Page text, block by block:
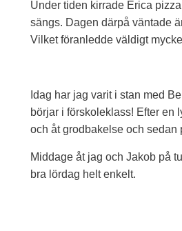
Under tiden kirrade Erica
sängs. Dagen därpå väntade
Vilket föranledde väldigt
Idag har jag varit i stan med
börjar i förskoleklass! Efter en
och åt grodbakelse och
Middage åt jag och Jakob på
bra lördag helt enkelt.